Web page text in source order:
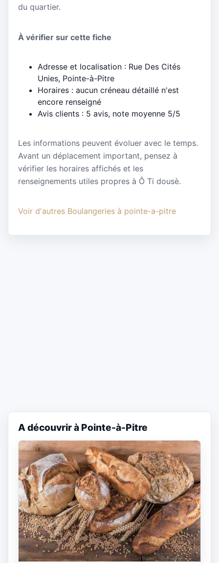
du quartier.
À vérifier sur cette fiche
Adresse et localisation : Rue Des Cités
Unies, Pointe-à-Pitre
Horaires : aucun créneau détaillé n'est
encore renseigné
Avis clients : 5 avis, note moyenne 5/5
Les informations peuvent évoluer avec le temps.
Avant un déplacement important, pensez à
vérifier les horaires affichés et les
renseignements utiles propres à Ô Ti dousè.
Voir d'autres Boulangeries à pointe-a-pitre
A découvrir à Pointe-à-Pitre